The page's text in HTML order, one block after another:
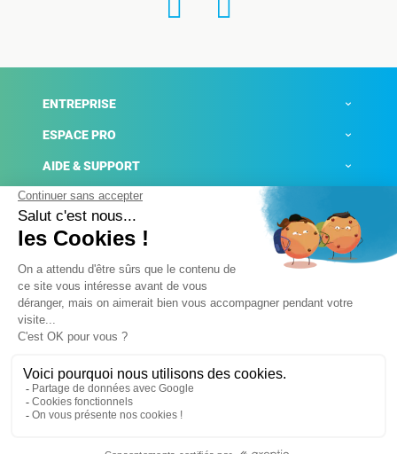
ENTREPRISE
ESPACE PRO
AIDE & SUPPORT
ACTUALITÉS
Mentions légales
Conditions générales de ventes
Plateforme de signalement